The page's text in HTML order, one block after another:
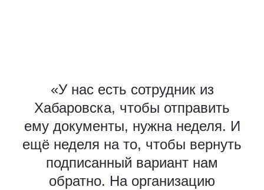
«У нас есть сотрудник из
Хабаровска, чтобы отправить
ему документы, нужна неделя. И
ещё неделя на то, чтобы вернуть
подписанный вариант нам
обратно. На организацию